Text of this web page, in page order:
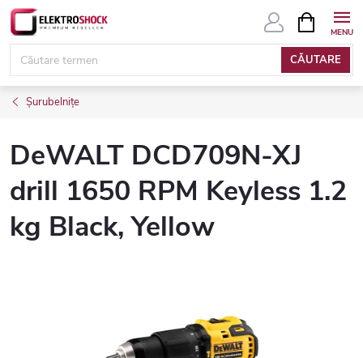
Treci
conținut
CĂUTARE
COŞ
DE
Șurubelnițe
DeWALT DCD709N-XJ
drill 1650 RPM Keyless 1.2
kg Black, Yellow